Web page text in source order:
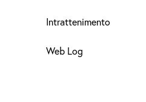
Intrattenimento
Web Log